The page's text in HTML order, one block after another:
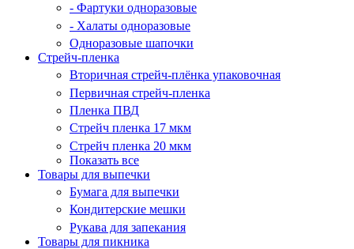
- Фартуки одноразовые
- Халаты одноразовые
Одноразовые шапочки
Стрейч-пленка
Вторичная стрейч-плёнка упаковочная
Первичная стрейч-пленка
Пленка ПВД
Стрейч пленка 17 мкм
Стрейч пленка 20 мкм
Показать все
Товары для выпечки
Бумага для выпечки
Кондитерские мешки
Рукава для запекания
Товары для пикника